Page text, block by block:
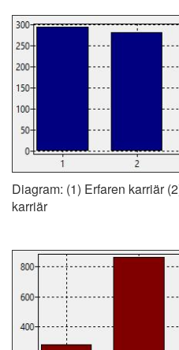
Diagram: (1) Erfaren karriär
karriär